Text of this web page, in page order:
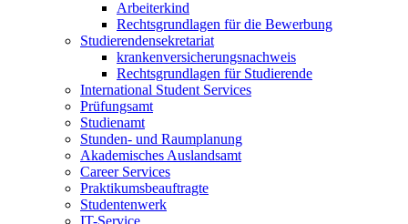
Arbeiterkind
Rechtsgrundlagen für die Bewerbung
Studierendensekretariat
krankenversicherungsnachweis
Rechtsgrundlagen für Studierende
International Student Services
Prüfungsamt
Studienamt
Stunden- und Raumplanung
Akademisches Auslandsamt
Career Services
Praktikumsbeauftragte
Studentenwerk